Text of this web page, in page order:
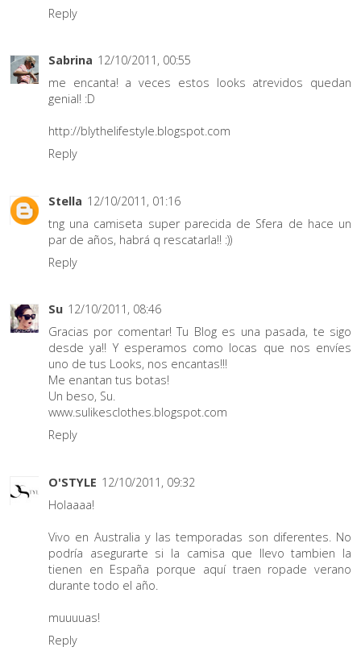
Reply
Sabrina 12/10/2011, 00:55
me encanta! a veces estos looks atrevidos quedan
genial! :D
http://blythelifestyle.blogspot.com
Reply
Stella 12/10/2011, 01:16
tng una camiseta super parecida de Sfera de hace un
par de años, habrá q rescatarla!! :))
Reply
Su 12/10/2011, 08:46
Gracias por comentar! Tu Blog es una pasada, te sigo
desde ya!! Y esperamos como locas que nos envíes
uno de tus Looks, nos encantas!!!
Me enantan tus botas!
Un beso, Su.
www.sulikesclothes.blogspot.com
Reply
O'STYLE 12/10/2011, 09:32
Holaaaa!
Vivo en Australia y las temporadas son diferentes. No
podría asegurarte si la camisa que llevo tambien la
tienen en España porque aquí traen ropade verano
durante todo el año.
muuuuas!
Reply